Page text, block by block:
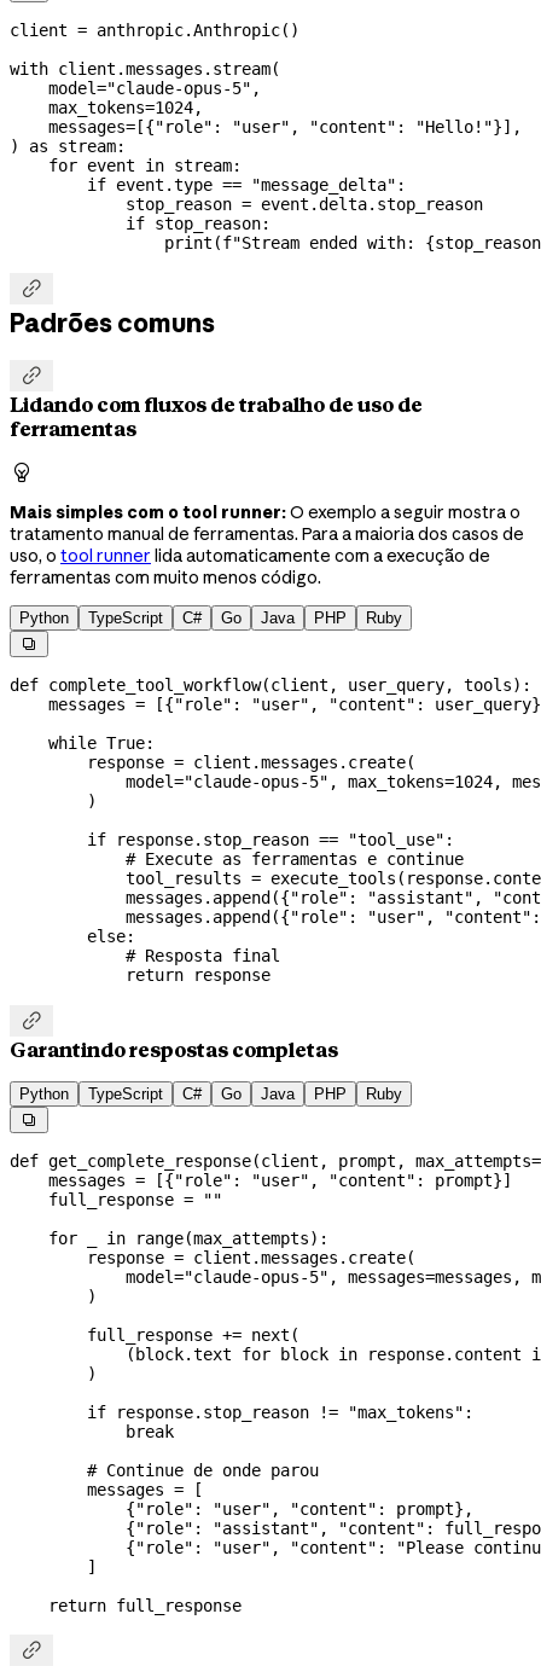
client = anthropic.Anthropic()
with client.messages.stream(
    model
="claude-opus-5" ,
    max_tokens
=1024,
    messages
= [{"role" : "user" , "content" : "Hello!"}],
) as stream:
    for
event in stream:
        if
event.type == "message_delta" :
            stop_reason
= event.delta.stop_reason
            if
stop_reason:
                print
(f"Stream ended with: {stop_reason

Padrões comuns

Lidando com fluxos de trabalho de uso de
ferramentas

Mais simples com o tool runner:O exemplo a seguir mostra o
tratamento manual de ferramentas. Para a maioria dos casos de
uso, o tool runner lida automaticamente com a execução de
ferramentas com muito menos código.
Python TypeScript C# Go Java PHP Ruby

def complete_tool_workflow(client , user_query, tools):
    messages
= [{"role" : "user" , "content" :
    while
True:
        response
= client.messages.create(
            model
="claude-opus-5" , max_tokens=1024,
        )
        if
response.stop_reason == "tool_use" :
            # Execute as ferramentas e continue
            tool_results
=
            messages.append({
"role" : "assistant" ,
            messages.append({
"role" : "user" , "content"
        else
:
            # Resposta final
            return
response

Garantindo respostas completas
Python TypeScript C# Go Java PHP Ruby

def get_complete_response(client , prompt , max_attempts=
    messages
= [{"role" : "user" , "content" : prompt}]
    full_response
= ""
    for
in range(max_attempts):
        response
= client.messages.create(
            model
="claude-opus-5" , messages=messages,
        )
        full_response
+= next (
            (block.text
for block in response.content
        )
        if
response.stop_reason != "max_tokens" :
            break
        # Continue de onde parou
        messages
= [
            {
"role" : "user" , "content" : prompt},
            {
"role" : "assistant" , "content" :
            {
"role" : "user" , "content" :
"Please
        ]
    return
full_response
